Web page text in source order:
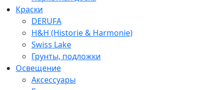
Краски
DERUFA
H&H (Historie & Harmonie)
Swiss Lake
Грунты, подложки
Освещение
Аксессуары